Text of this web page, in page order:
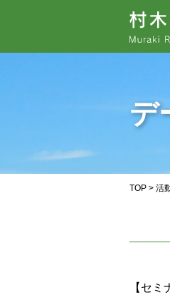
デ
TOP > 活
【セ